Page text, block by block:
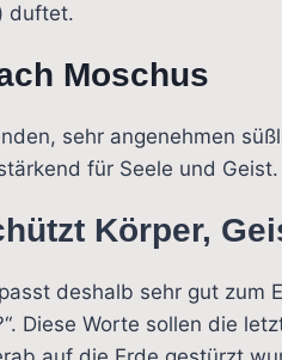
duftet.
Moschus
sehr angenehmen
für Seele und Geist.
Körper,
deshalb sehr gut
Diese Worte sollen die